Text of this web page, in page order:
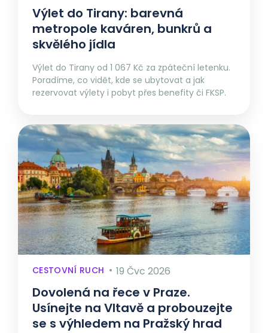
Výlet do Tirany: barevná
metropole kaváren, bunkrů a
skvělého jídla
Výlet do Tirany od 1 067 Kč za zpáteční letenku.
Poradíme, co vidět, kde se ubytovat a jak
rezervovat výlety i pobyt přes benefity či FKSP.
CESTOVNÍ RUCH 19 Čvc 2026
Dovolená na řece v Praze.
Usínejte na Vltavě a probouzejte
se s výhledem na Pražský hrad